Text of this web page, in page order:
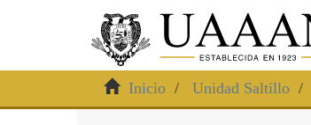
Inicio Unidad Saltillo